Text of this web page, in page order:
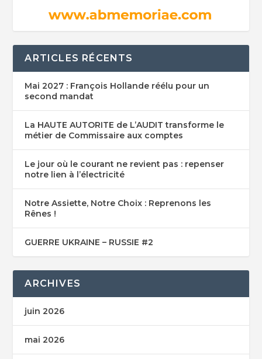
ARTICLES RÉCENTS
Mai 2027 : François Hollande réélu pour un
second mandat
La HAUTE AUTORITE de L’AUDIT transforme le
métier de Commissaire aux comptes
Le jour où le courant ne revient pas : repenser
notre lien à l’électricité
Notre Assiette, Notre Choix : Reprenons les
Rênes !
GUERRE UKRAINE – RUSSIE #2
ARCHIVES
juin 2026
mai 2026